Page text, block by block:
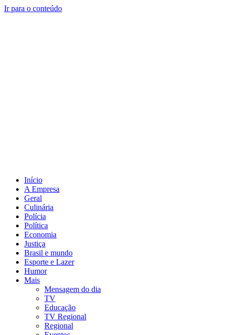
Ir para o conteúdo
Início
A Empresa
Geral
Culinária
Polícia
Política
Economia
Justiça
Brasil e mundo
Esporte e Lazer
Humor
Mais
Mensagem do dia
TV
Educação
TV Regional
Regional